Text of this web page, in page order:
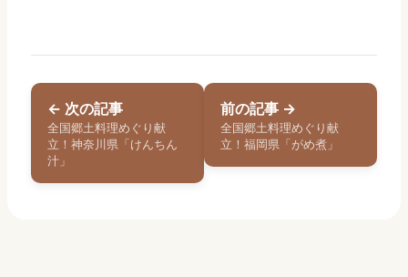
← 次の記事
全国郷土料理めぐり献
立！神奈川県「けんちん
汁」
前の記事 →
全国郷土料理めぐり献
立！福岡県「がめ煮」